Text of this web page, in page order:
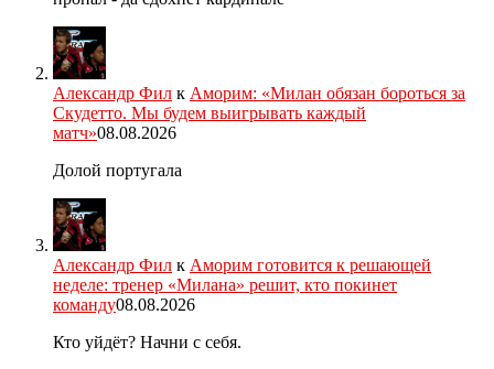
Александр Фил к Аморим: «Милан обязан бороться за
Скудетто. Мы будем выигрывать каждый
матч»08.08.2026
Долой португала
Александр Фил к Аморим готовится к решающей
неделе: тренер «Милана» решит, кто покинет
команду08.08.2026
Кто уйдёт? Начни с себя.